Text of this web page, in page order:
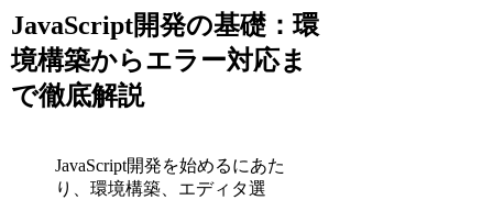
JavaScript開発の基礎：環
境構築からエラー対応ま
で徹底解説
JavaScript開発を始めるにあた
り、環境構築、エディタ選